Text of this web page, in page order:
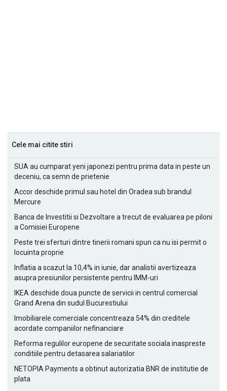
Cele mai citite stiri
SUA au cumparat yeni japonezi pentru prima data in peste un
deceniu, ca semn de prietenie
Accor deschide primul sau hotel din Oradea sub brandul
Mercure
Banca de Investitii si Dezvoltare a trecut de evaluarea pe piloni
a Comisiei Europene
Peste trei sferturi dintre tinerii romani spun ca nu isi permit o
locuinta proprie
Inflatia a scazut la 10,4% in iunie, dar analistii avertizeaza
asupra presiunilor persistente pentru IMM-uri
IKEA deschide doua puncte de servicii in centrul comercial
Grand Arena din sudul Bucurestiului
Imobiliarele comerciale concentreaza 54% din creditele
acordate companiilor nefinanciare
Reforma regulilor europene de securitate sociala inaspreste
conditiile pentru detasarea salariatilor
NETOPIA Payments a obtinut autorizatia BNR de institutie de
plata